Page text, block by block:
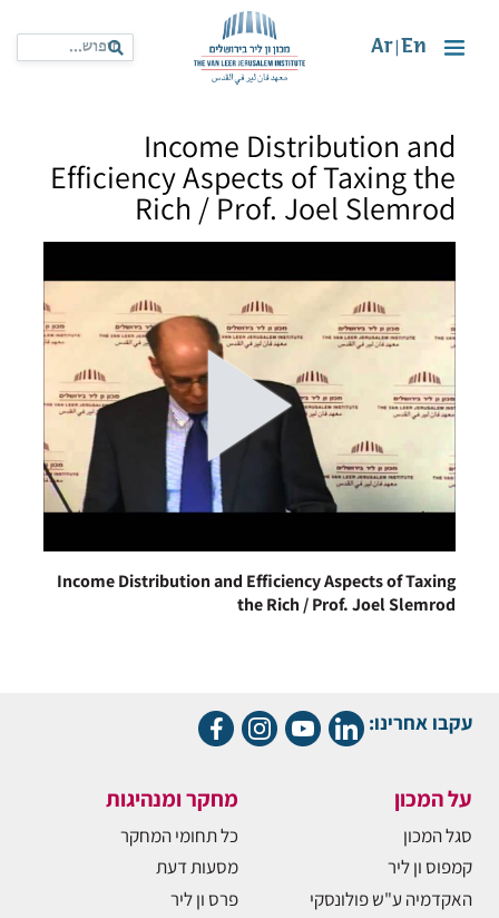
En
Ar
Income Distribution and
Efficiency Aspects of Taxing the
Rich / Prof. Joel Slemrod
Income Distribution and Efficiency Aspects of Taxing
the Rich / Prof. Joel Slemrod
עקבו אחרינו:
על המכון
סגל המכון
קמפוס ון ליר
האקדמיה ע"ש פולונסקי
מחקר ומנהיגות
כל תחומי המחקר
מסעות דעת
פרס ון ליר